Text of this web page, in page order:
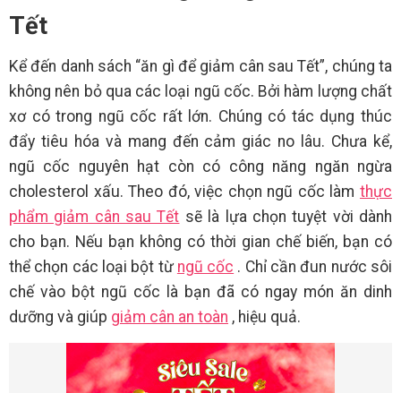
Tết
Kể đến danh sách “ăn gì để giảm cân sau Tết”, chúng ta
không nên bỏ qua các loại ngũ cốc. Bởi hàm lượng chất
xơ có trong ngũ cốc rất lớn. Chúng có tác dụng thúc
đẩy tiêu hóa và mang đến cảm giác no lâu. Chưa kể,
ngũ cốc nguyên hạt còn có công năng ngăn ngừa
cholesterol xấu. Theo đó, việc chọn ngũ cốc làm thực
phẩm giảm cân sau Tết sẽ là lựa chọn tuyệt vời dành
cho bạn. Nếu bạn không có thời gian chế biến, bạn có
thể chọn các loại bột từ ngũ cốc . Chỉ cần đun nước sôi
chế vào bột ngũ cốc là bạn đã có ngay món ăn dinh
dưỡng và giúp giảm cân an toàn , hiệu quả.